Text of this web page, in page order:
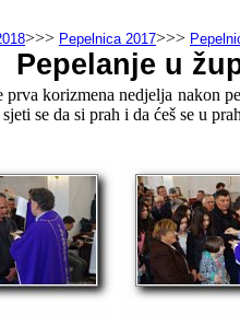
>>> Pepelnica 2017>>>
Pepelanje u
prva korizmena nedjelja nakon
se da si prah i da ćeš se u